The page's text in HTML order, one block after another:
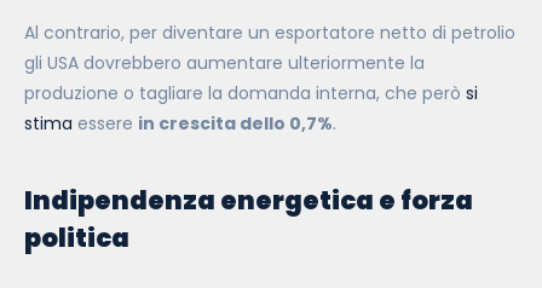
Al contrario, per diventare un esportatore netto di petrolio
gli USA dovrebbero aumentare ulteriormente la
produzione o tagliare la domanda interna, che però si
stima essere in crescita dello 0,7%.
Indipendenza energetica e forza
politica